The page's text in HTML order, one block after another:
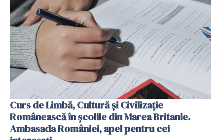
Curs de Limbă, Cultură și Civilizație
Românească în școlile din Marea Britanie.
Ambasada României, apel pentru cei